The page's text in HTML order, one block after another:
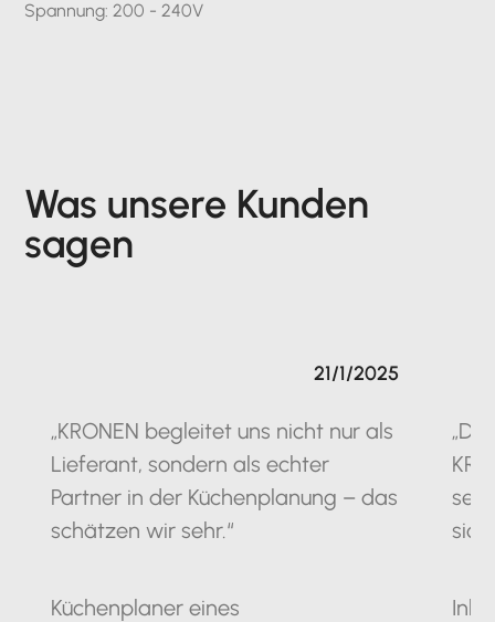
Spannung: 200 - 240V
Was unsere Kunden
sagen
„KRONEN begleitet uns nicht nur als
Lieferant, sondern als echter
Partner in der Küchenplanung – das
schätzen wir sehr.“
Küchenplaner eines
21/1/2025
seit
sich